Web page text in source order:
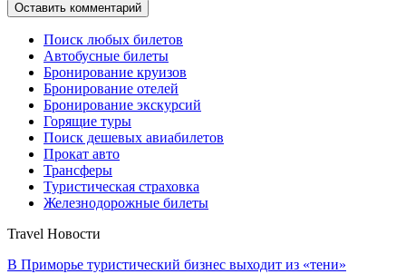
Поиск любых билетов
Автобусные билеты
Бронирование круизов
Бронирование отелей
Бронирование экскурсий
Горящие туры
Поиск дешевых авиабилетов
Прокат авто
Трансферы
Туристическая страховка
Железнодорожные билеты
Travel Новости
В Приморье туристический бизнес выходит из «тени»